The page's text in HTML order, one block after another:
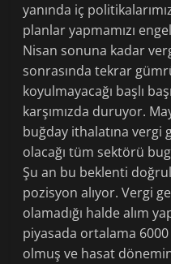
yanında iç
planlar yapmamızı
Nisan sonuna kadar
sonrasında tekrar
koyulmayacağı başlı
karşımızda duruyor.
buğday ithalatına vergi
olacağı tüm sektörü
Şu an bu beklenti
pozisyon alıyor. Vergi
olamadığı halde alım
piyasada ortalama
olmuş ve hasat